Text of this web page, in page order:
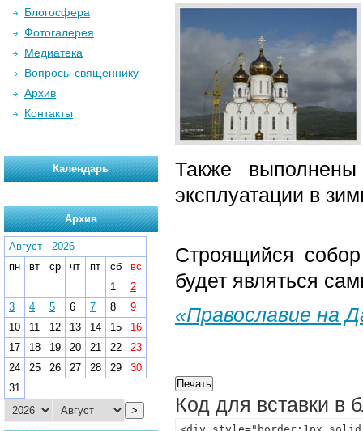
Также
эксплуатации в
Строящийся
будет являться
«Православие на
Код для вставки в
Блогосфера
Фотогалерея
Медиатека
Вопросы священнику
Архив
Контакты
Календарь
Архив
Август - 2026
пн
вт ср чт пт сб
вс
1
2
3
4 5 6 7 8
9
10
11 12 13 14 15
16
17
18 19 20 21 22
23
24
25 26 27 28 29
30
31
>